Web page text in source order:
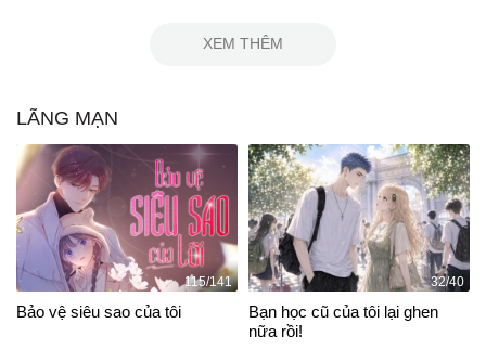
XEM THÊM
LÃNG MẠN
115/141
Bảo vệ siêu sao của tôi
32/40
Bạn học cũ của tôi lại ghen
nữa rồi!